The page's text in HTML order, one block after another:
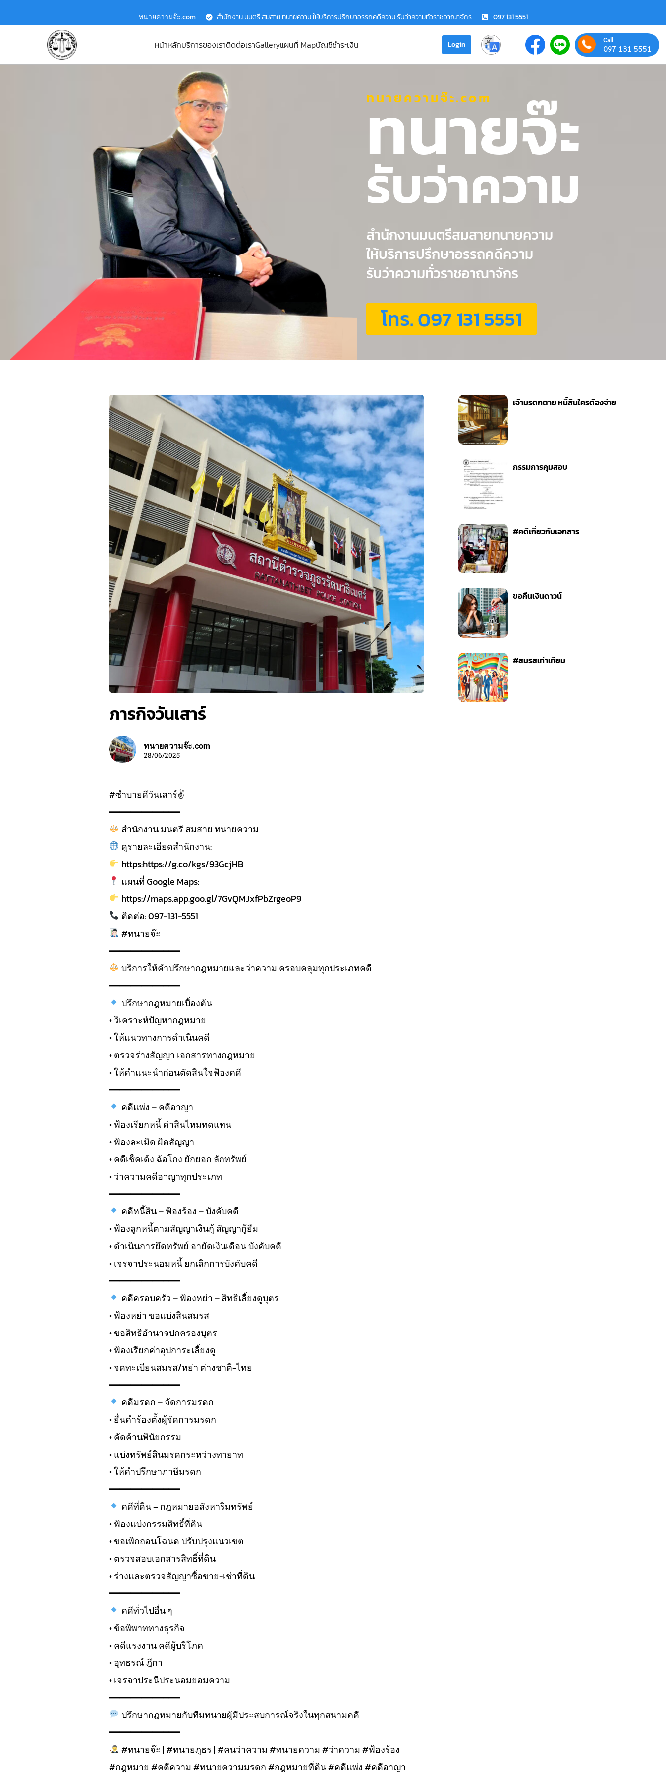
ทนายความจ๊ะ.com สำนักงาน มนตรี สมสาย ทนายความ ให้บริการปรึกษาอรรถคดีความ รับว่าความทั่วราชอาณาจักร 097 131 5551
หน้าหลักบริการของเราติดต่อเราGalleryแผนที่ Mapบัญชีชำระเงิน Login Call
097 131 5551
ทนายความจ๊ะ.com
ทนายจ๊ะ
รับว่าความ
สำนักงานมนตรีสมสายทนายความ
ให้บริการปรึกษาอรรถคดีความ
รับว่าความทั่วราชอาณาจักร
โทร. 097 131 5551
ภารกิจวันเสาร์
ทนายความจ๊ะ.com
28/06/2025
#ซำบายดีวันเสาร์✌️
━━━━━━━━━━━━━
สำนักงาน มนตรี สมสาย ทนายความ
ดูรายละเอียดสำนักงาน:
https:https://g.co/kgs/93GcjHB
แผนที่ Google Maps:
https://maps.app.goo.gl/7GvQMJxfPbZrgeoP9
ติดต่อ: 097-131-5551
#ทนายจ๊ะ
━━━━━━━━━━━━━
บริการให้คำปรึกษากฎหมายและว่าความ ครอบคลุมทุกประเภทคดี
━━━━━━━━━━━━━
ปรึกษากฎหมายเบื้องต้น
• วิเคราะห์ปัญหากฎหมาย
• ให้แนวทางการดำเนินคดี
• ตรวจร่างสัญญา เอกสารทางกฎหมาย
• ให้คำแนะนำก่อนตัดสินใจฟ้องคดี
━━━━━━━━━━━━━
คดีแพ่ง – คดีอาญา
• ฟ้องเรียกหนี้ ค่าสินไหมทดแทน
• ฟ้องละเมิด ผิดสัญญา
• คดีเช็คเด้ง ฉ้อโกง ยักยอก ลักทรัพย์
• ว่าความคดีอาญาทุกประเภท
━━━━━━━━━━━━━
คดีหนี้สิน – ฟ้องร้อง – บังคับคดี
• ฟ้องลูกหนี้ตามสัญญาเงินกู้ สัญญากู้ยืม
• ดำเนินการยึดทรัพย์ อายัดเงินเดือน บังคับคดี
• เจรจาประนอมหนี้ ยกเลิกการบังคับคดี
━━━━━━━━━━━━━
คดีครอบครัว – ฟ้องหย่า – สิทธิเลี้ยงดูบุตร
• ฟ้องหย่า ขอแบ่งสินสมรส
• ขอสิทธิอำนาจปกครองบุตร
• ฟ้องเรียกค่าอุปการะเลี้ยงดู
• จดทะเบียนสมรส/หย่า ต่างชาติ-ไทย
━━━━━━━━━━━━━
คดีมรดก – จัดการมรดก
• ยื่นคำร้องตั้งผู้จัดการมรดก
• คัดค้านพินัยกรรม
• แบ่งทรัพย์สินมรดกระหว่างทายาท
• ให้คำปรึกษาภาษีมรดก
━━━━━━━━━━━━━
คดีที่ดิน – กฎหมายอสังหาริมทรัพย์
• ฟ้องแบ่งกรรมสิทธิ์ที่ดิน
• ขอเพิกถอนโฉนด ปรับปรุงแนวเขต
• ตรวจสอบเอกสารสิทธิ์ที่ดิน
• ร่างและตรวจสัญญาซื้อขาย-เช่าที่ดิน
━━━━━━━━━━━━━
คดีทั่วไปอื่น ๆ
• ข้อพิพาททางธุรกิจ
• คดีแรงงาน คดีผู้บริโภค
• อุทธรณ์ ฎีกา
• เจรจาประนีประนอมยอมความ
━━━━━━━━━━━━━
ปรึกษากฎหมายกับทีมทนายผู้มีประสบการณ์จริงในทุกสนามคดี
━━━━━━━━━━━━━
#ทนายจ๊ะ | #ทนายภูธร | #คนว่าความ #ทนายความ #ว่าความ #ฟ้องร้อง
#กฎหมาย #คดีความ #ทนายความมรดก #กฎหมายที่ดิน #คดีแพ่ง #คดีอาญา
เจ้ามรดกตาย หนี้สินใครต้องจ่าย
กรรมการคุมสอบ
#คดีเกี่ยวกับเอกสาร
ขอคืนเงินดาวน์
#สมรสเท่าเทียม